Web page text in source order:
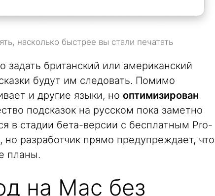
насколько быстрее вы стали печатать
задать британский или американский
будут им следовать. Помимо
и другие языки, но оптимизирован
подсказок на русском пока заметно
в стадии бета-версии с бесплатным Pro-
разработчик прямо предупреждает, что
планы.
на Mac без